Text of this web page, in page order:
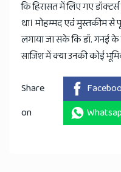
कि हिरासत में लिए गए
था। मोहम्मद एवं मुस्तकीम से
लगाया जा सके कि डॉ. गनई
साजिश में क्या उनकी कोई
Share
on